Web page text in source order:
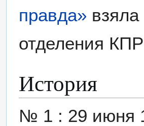
правда» взяла
отделения
История
№ 1 : 29 июня